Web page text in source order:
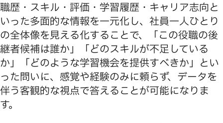
職歴・スキル・評価・学習履歴・キャリア志向と
いった多面的な情報を一元化し、社員一人ひとり
の全体像を見える化することで、「この役職の後
継者候補は誰か」「どのスキルが不足している
か」「どのような学習機会を提供すべきか」とい
った問いに、感覚や経験のみに頼らず、データを
伴う客観的な視点で答えることが可能になりま
す。